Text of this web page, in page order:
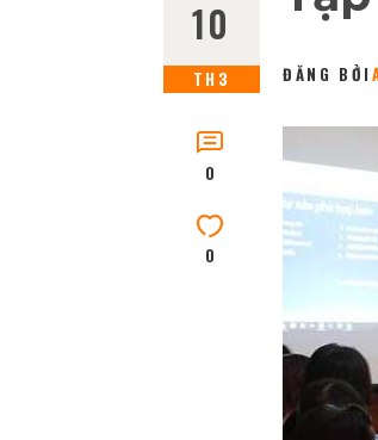
10
TH3
0
0
ĐĂNG BỞI